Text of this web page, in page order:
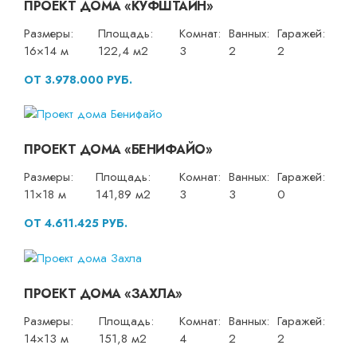
ПРОЕКТ ДОМА «КУФШТАЙН»
Размеры:
16×14 м
Площадь:
122,4 м2
Комнат:
3
Ванных:
2
Гаражей:
2
ОТ 3.978.000 РУБ.
ПРОЕКТ ДОМА «БЕНИФАЙО»
Размеры:
11×18 м
Площадь:
141,89 м2
Комнат:
3
Ванных:
3
Гаражей:
0
ОТ 4.611.425 РУБ.
ПРОЕКТ ДОМА «ЗАХЛА»
Размеры:
14×13 м
Площадь:
151,8 м2
Комнат:
4
Ванных:
2
Гаражей:
2